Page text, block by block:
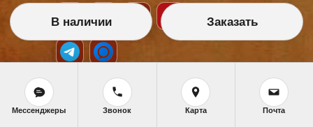
НАШИ УСЛУГИ
В наличии Заказать
Мессенджеры Звонок Карта Почта